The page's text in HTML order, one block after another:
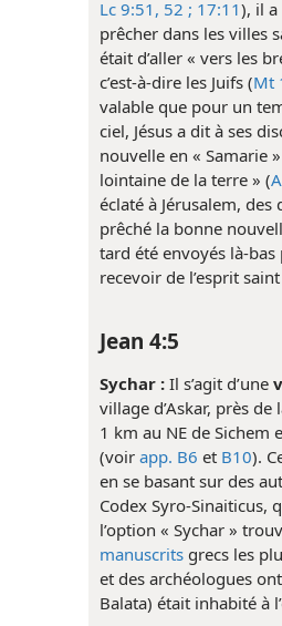
Lc 9:51, 52 ; 17:11), il a
prêcher dans les villes
était d’aller « vers les
c’est-à-dire les Juifs (Mt
valable que pour un
ciel, Jésus a dit à ses
nouvelle en « Samarie
lointaine de la terre » (
éclaté à Jérusalem,
prêché la bonne
tard été envoyés là-
recevoir de l’esprit
Jean 4:5
Sychar : Il s’agit d’une
village d’Askar, près
1 km au NE de Sichem
(voir app. B6 et B10).
en se basant sur des
Codex Syro-Sinaiticus,
l’option « Sychar »
manuscrits grecs les
et des archéologues
Balata) était inhabité à